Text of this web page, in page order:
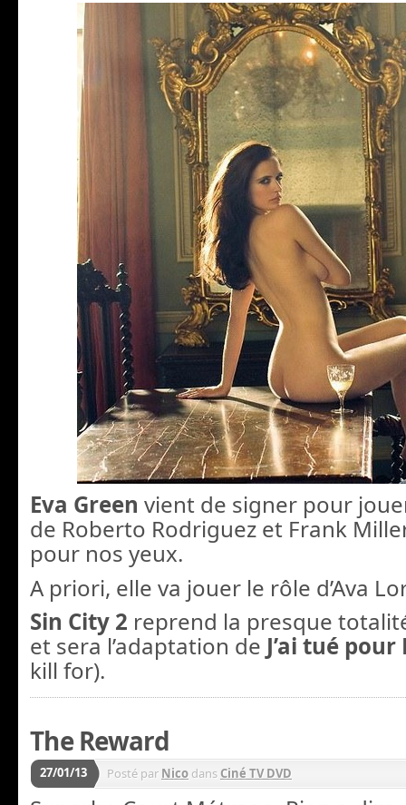
Eva Green vient de signer pour
de Roberto Rodriguez et Frank
pour nos yeux.
A priori, elle va jouer le rôle d’Ava
Sin City 2 reprend la presque
et sera l’adaptation de J’ai tué pour
kill for).
The Reward
27/01/13 Posté par Nico dans Ciné TV DVD